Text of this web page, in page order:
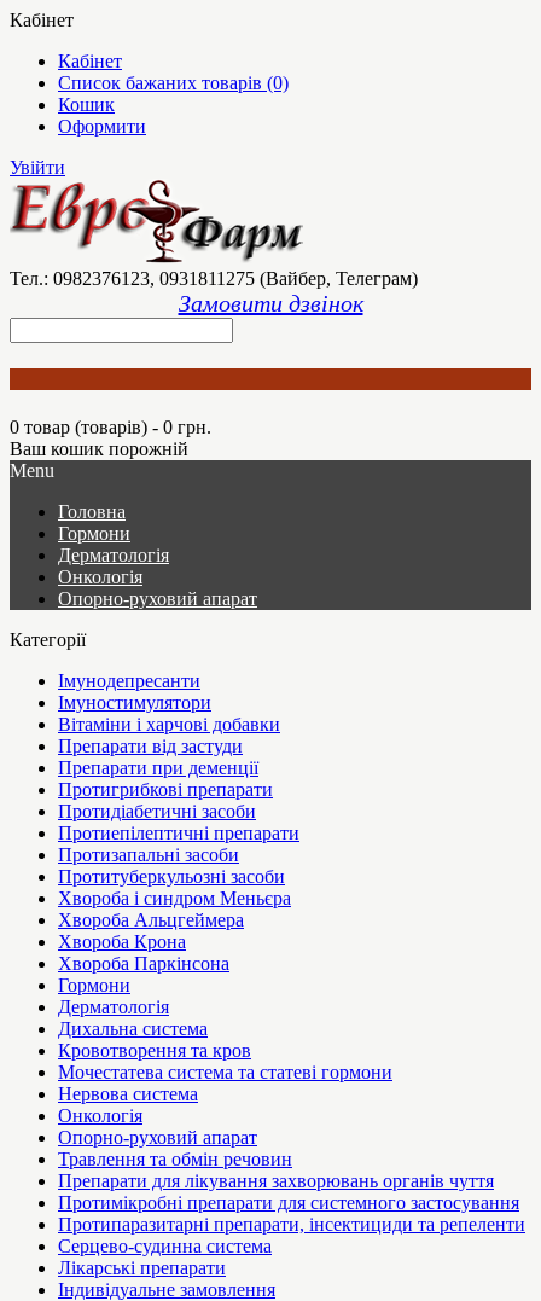
Кабінет
Кабінет
Список бажаних товарів (0)
Кошик
Оформити
Увійти
Тел.: 0982376123, 0931811275 (Вайбер, Телеграм)
Замовити дзвінок
0 товар (товарів) - 0 грн.
Ваш кошик порожній
Menu
Головна
Гормони
Дерматологія
Онкологія
Опорно-руховий апарат
Категорії
Імунодепресанти
Імуностимулятори
Вітаміни і харчові добавки
Препарати від застуди
Препарати при деменції
Протигрибкові препарати
Протидіабетичні засоби
Протиепілептичні препарати
Протизапальні засоби
Протитуберкульозні засоби
Хвороба і синдром Меньєра
Хвороба Альцгеймера
Хвороба Крона
Хвороба Паркінсона
Гормони
Дерматологія
Дихальна система
Кровотворення та кров
Мочестатева система та статеві гормони
Нервова система
Онкологія
Опорно-руховий апарат
Травлення та обмін речовин
Препарати для лікування захворювань органів чуття
Протимікробні препарати для системного застосування
Протипаразитарні препарати, інсектициди та репеленти
Серцево-судинна система
Лікарські препарати
Індивідуальне замовлення